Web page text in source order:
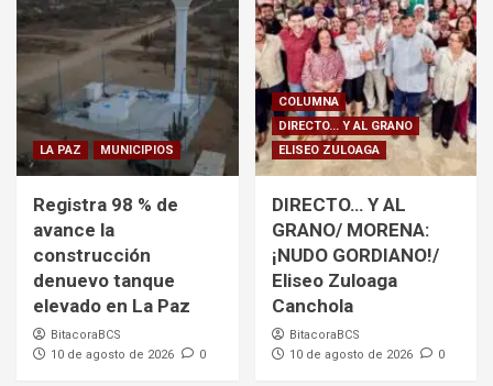
LA PAZ MUNICIPIOS
Registra 98 % de
avance la
construcción
denuevo tanque
elevado en La Paz
BitacoraBCS
10 de agosto de 2026
0
COLUMNA
DIRECTO... Y AL GRANO
ELISEO ZULOAGA
DIRECTO… Y AL
GRANO/ MORENA:
¡NUDO GORDIANO!/
Eliseo Zuloaga
Canchola
BitacoraBCS
10 de agosto de 2026
0